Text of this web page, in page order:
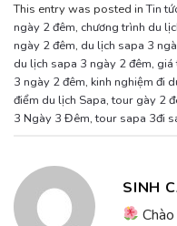
This entry was posted inTin
ngày 2 đêm, chương trình du
ngày 2 đêm, du lịch sapa 3
du lịch sapa 3 ngày 2 đêm, giá
3 ngày 2 đêm, kinh nghiệm đi
điểm du lịch Sapa,tour gày 2
3 Ngày 3 Đêm,tour sapa 3đi
SINH